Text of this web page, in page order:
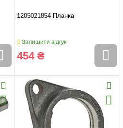
1205021854 Планка
Залишити відгук
454 ₴